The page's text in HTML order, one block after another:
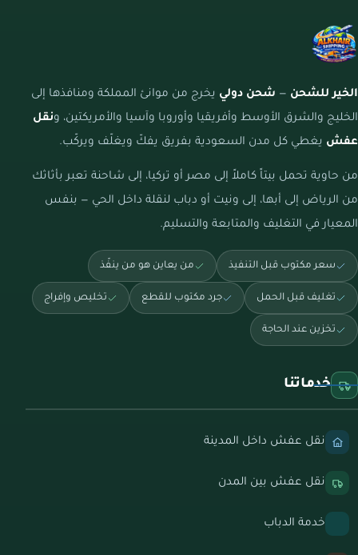
الخير للشحن — شحن دولي يخرج من موانئ المملكة ومنافذها إلى
الخليج والشرق الأوسط وأفريقيا وأوروبا وآسيا والأمريكتين، ونقل
عفش يغطي كل مدن السعودية بفريق يفكّ ويغلّف ويركّب.
من حاوية تحمل بيتاً كاملاً إلى مصر أو تركيا، إلى شاحنة تعبر بأثاثك
من الرياض إلى أبها، إلى ونيت أو دباب لنقلة داخل الحي — بنفس
المعيار في التغليف والمتابعة والتسليم.
سعر مكتوب قبل التنفيذ من يعاين هو من ينفّذ
تغليف قبل الحمل جرد مكتوب للقطع تخليص وإفراج
تخزين عند الحاجة
خدماتنا
نقل عفش داخل المدينة
نقل عفش بين المدن
خدمة الدباب